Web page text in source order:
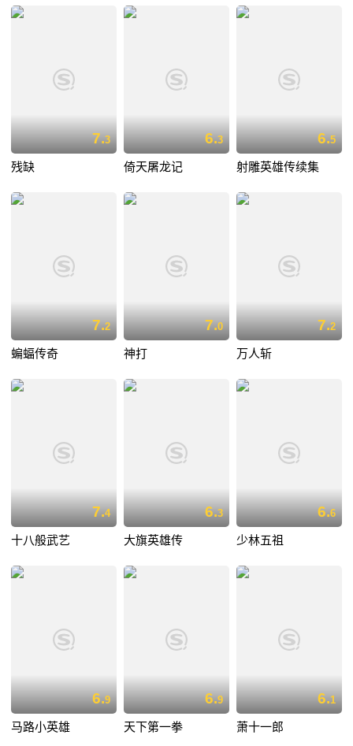
7.3
残缺
6.3
倚天屠龙记
6.5
射雕英雄传续集
7.2
蝙蝠传奇
7.0
神打
7.2
万人斩
7.4
十八般武艺
6.3
大旗英雄传
6.6
少林五祖
6.9
马路小英雄
6.9
天下第一拳
6.1
萧十一郎